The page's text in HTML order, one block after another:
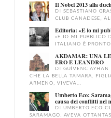
Il Nobel 2013 alla
DI SEBASTIANO
CLUB CANADESE,
Editoria: «E io mi
«E IO MI PUBBLICO
ITALIANO È
AKDAMAR: UNA
ERO E LEANDRO
DI GUÌVENC AYHAN
CHE LA BELLA TAMARA,
ARMENO, VIVEVA...
Umberto Eco:
causa dei conflitti nel
DI UMBERTO ECO
SARAMAGO. AVEVA